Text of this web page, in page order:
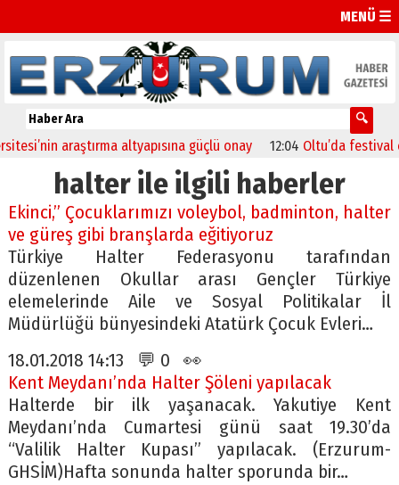
MENÜ ☰
araştırma altyapısına güçlü onay 12:04 Oltu’da festival
halter ile ilgili haberler
Ekinci,” Çocuklarımızı voleybol, badminton, halter
ve güreş gibi branşlarda eğitiyoruz
Türkiye Halter Federasyonu tarafından
düzenlenen Okullar arası Gençler Türkiye
elemelerinde Aile ve Sosyal Politikalar İl
Müdürlüğü bünyesindeki Atatürk Çocuk Evleri…
18.01.2018 14:13 💬 0 👀
Kent Meydanı’nda Halter Şöleni yapılacak
Halterde bir ilk yaşanacak. Yakutiye Kent
Meydanı’nda Cumartesi günü saat 19.30’da
“Valilik Halter Kupası” yapılacak. (Erzurum-
GHSİM)Hafta sonunda halter sporunda bir…